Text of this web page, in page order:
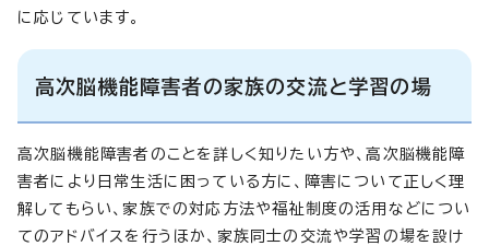
に応じています。
高次脳機能障害者の家族の交流と学習の場
高次脳機能障害者のことを詳しく知りたい方や、高次脳機能障
害者により日常生活に困っている方に、障害について正しく理
解してもらい、家族での対応方法や福祉制度の活用などについ
てのアドバイスを行うほか、家族同士の交流や学習の場を設け